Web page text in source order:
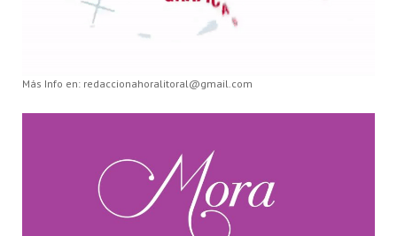
Más Info en: redaccionahoralitoral@gmail.com